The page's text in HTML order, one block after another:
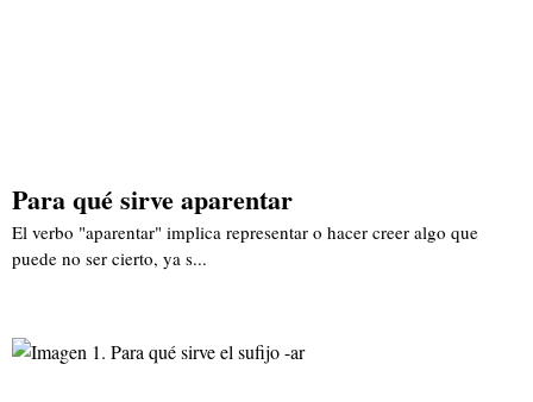
Para qué sirve aparentar
El verbo "aparentar" implica representar o hacer creer algo que
puede no ser cierto, ya s...